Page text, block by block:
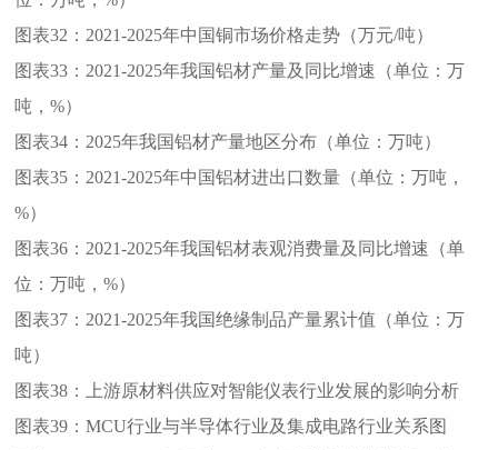
图表32： 2021-2025年中国铜市场价格走势（万元/吨）
图表33： 2021-2025年我国铝材产量及同比增速（单位：万
吨，%）
图表34： 2025年我国铝材产量地区分布（单位：万吨）
图表35： 2021-2025年中国铝材进出口数量（单位：万吨，
%）
图表36： 2021-2025年我国铝材表观消费量及同比增速（单
位：万吨，%）
图表37： 2021-2025年我国绝缘制品产量累计值（单位：万
吨）
图表38：
上游原材料供应对智能仪表行业发展的影响分析
图表39：MCU行业与半导体行业及集成电路行业关系图